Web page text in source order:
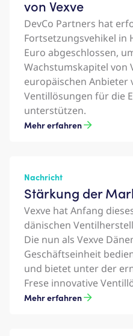
von Vexve
DevCo Partners hat
Fortsetzungsvehikel in
Euro abgeschlossen,
Wachstumskapitel von
europäischen Anbieter
Ventillösungen für die
unterstützen.
Mehr erfahren
Nachricht
Stärkung der
Vexve hat Anfang
dänischen
Die nun als Vexve
Geschäftseinheit
und bietet unter der
Frese innovative
Mehr erfahren